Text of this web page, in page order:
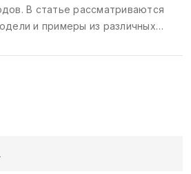
В статье рассматриваются
и примеры из различных
новые знания и
в развитии бизнеса и